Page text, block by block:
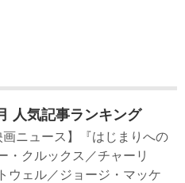
人気記事ランキング
画ニュース】『はじまりへの
・クルックス／チャーリ
ウェル／ジョージ・マッケ